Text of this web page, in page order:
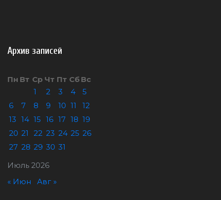
Архив записей
Июль 2026
Пн Вт Ср Чт Пт Сб Вс
1
2 3 4
5
6
7 8 9 10 11
12
13 14 15 16 17 18 19
20 21 22 23 24 25 26
27 28 29 30 31
« Июн Авг »